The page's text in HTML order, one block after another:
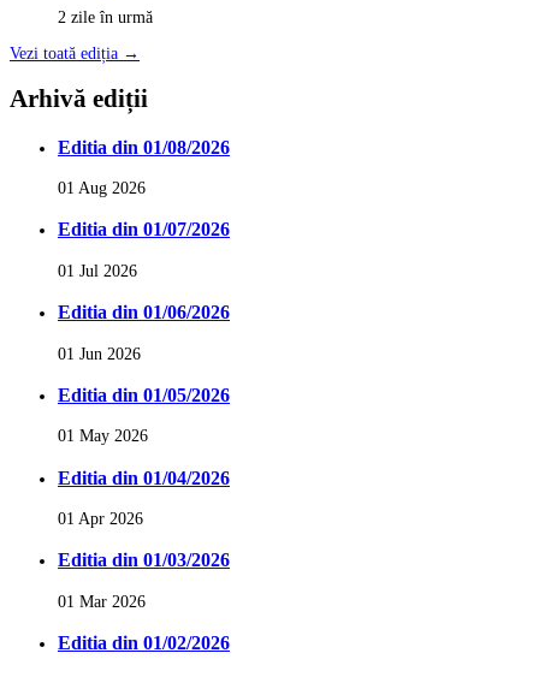
2 zile în urmă
Vezi toată ediția →
Arhivă ediții
Editia din 01/08/2026
01 Aug 2026
Editia din 01/07/2026
01 Jul 2026
Editia din 01/06/2026
01 Jun 2026
Editia din 01/05/2026
01 May 2026
Editia din 01/04/2026
01 Apr 2026
Editia din 01/03/2026
01 Mar 2026
Editia din 01/02/2026